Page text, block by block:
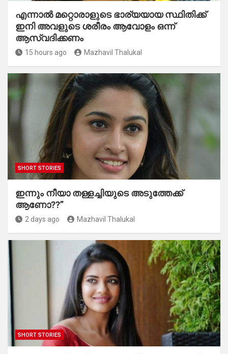
എന്നാൽ മറ്റൊരാളുടെ ഭാര്യയായ സ്ഥിതിക്ക്
ഇനി അവളുടെ ശരീരം ആവോളം ഒന്ന്
ആസ്വദിക്കണം
15 hours ago Mazhavil Thalukal
SHORT STORIES
ഇന്നും നീയാ തള്ളച്ചിയുടെ അടുത്തേക്ക്
ആണോ??”
2 days ago Mazhavil Thalukal
SHORT STORIES